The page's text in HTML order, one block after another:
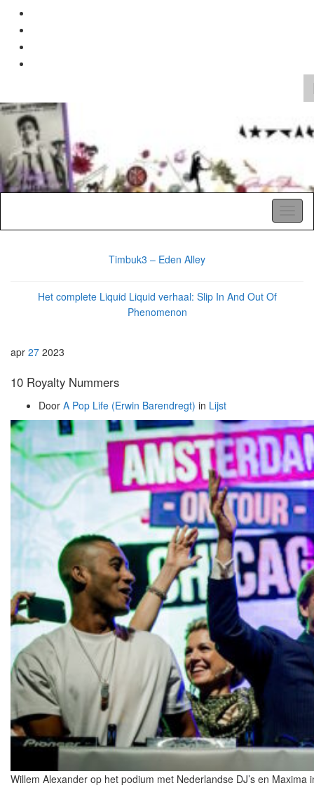
Search
for:
Timbuk3 – Eden Alley
Het complete Liquid Liquid verhaal: Slip In And Out Of
Phenomenon
apr 27 2023
10 Royalty Nummers
Door A Pop Life (Erwin Barendregt) in Lijst
Willem Alexander op het podium met Nederlandse DJ’s en Maxima